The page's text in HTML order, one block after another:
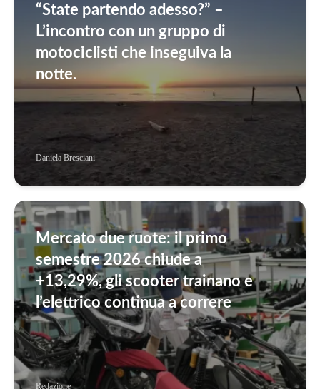
“State partendo adesso?” –
L’incontro con un gruppo di
motociclisti che inseguiva la
notte.
Daniela Bresciani
Mercato due ruote: il primo
semestre 2026 chiude a
+13,29%, gli scooter trainano e
l’elettrico continua a correre
Redazione